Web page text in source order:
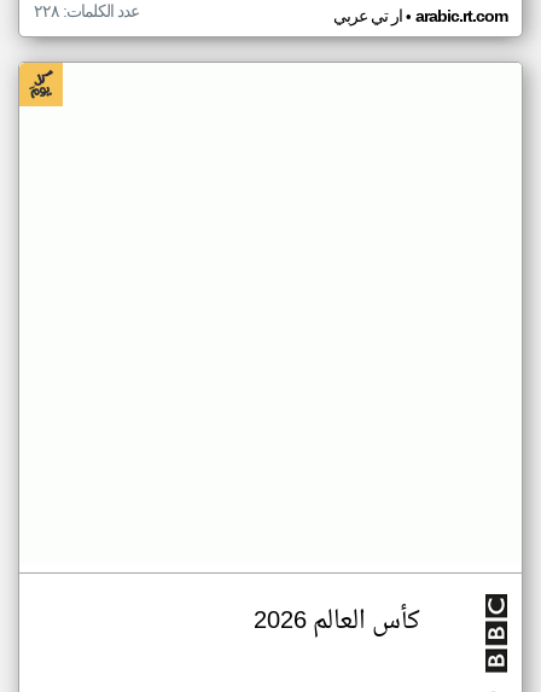
ار تي عربي• arabic.rt.com عدد الكلمات: ٢٢٨
كأس العالم 2026